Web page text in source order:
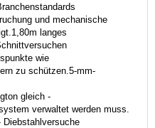
und mechanische
langes
wie
zu schützen.5-mm-
gleich -
verwaltet werden muss.